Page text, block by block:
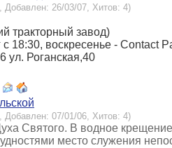
Добавлен: 26/03/07, Хитов: 4)
тракторный завод)
с 18:30, воскресенье - Contact
ул. Роганская,40
Добавлен: 07/01/06, Хитов: 4)
Святого. В водное
место служения